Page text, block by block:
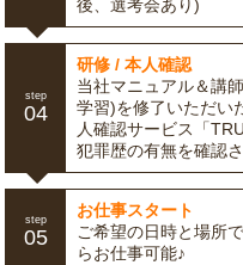
後、選考会あり)
step
04
研修 / 本人確認
当社マニュアル＆講
学習)を修了いただい
人確認サービス「
犯罪歴の有無を確認
step
05
お仕事スタート
ご希望の日時と場所
らお仕事可能♪